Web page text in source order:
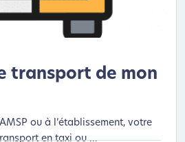
transport de mon
ou à l’établissement, votre
en taxi ou ...